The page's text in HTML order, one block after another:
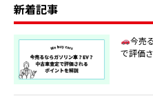
新着記事
今売
で評価